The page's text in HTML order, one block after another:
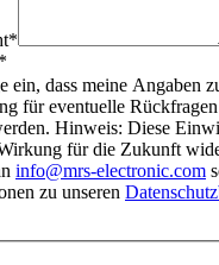
*
*
für eventuelle
Hinweis: Diese
für die Zukunft
info@mrs-electronic.com
zu unseren